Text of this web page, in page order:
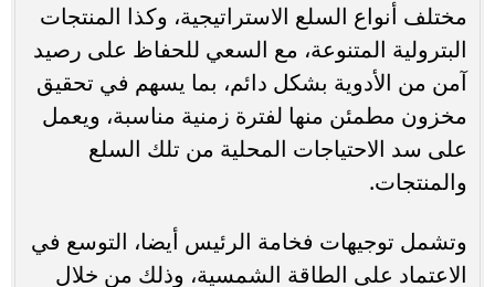
مختلف أنواع السلع الاستراتيجية، وكذا المنتجات
البترولية المتنوعة، مع السعي للحفاظ على رصيد
آمن من الأدوية بشكل دائم، بما يسهم في تحقيق
مخزون مطمئن منها لفترة زمنية مناسبة، ويعمل
على سد الاحتياجات المحلية من تلك السلع
والمنتجات.
وتشمل توجيهات فخامة الرئيس أيضا، التوسع في
الاعتماد على الطاقة الشمسية، وذلك من خلال